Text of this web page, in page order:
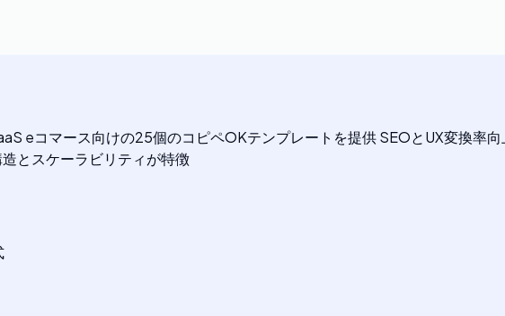
eコマース向けの25個のコピペOKテンプレートを提供 SEOとUX変換率
とスケーラビリティが特徴